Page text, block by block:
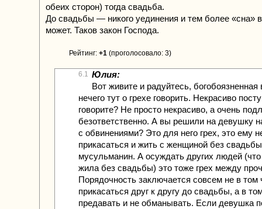
обеих сторон) тогда свадьба.
До свадьбы — никого уединения и тем более «сна»
может. Таков закон Господа.
Рейтинг: +1 (проголосовало: 3)
6.1 Юлия:
Вот живите и радуйтесь,
нечего тут о грехе говорить. Некрасиво
говорите? Не просто некрасиво, а очень
безответственно. А вы решили на девушку
с обвинениями? Это для него грех, это ему
прикасаться и жить с женщиной без
мусульманин. А осуждать других людей
жила без свадьбы) это тоже грех между
Порядочность заключается совсем не в том
прикасаться друг к другу до свадьбы, а в
предавать и не обманывать. Если девушка